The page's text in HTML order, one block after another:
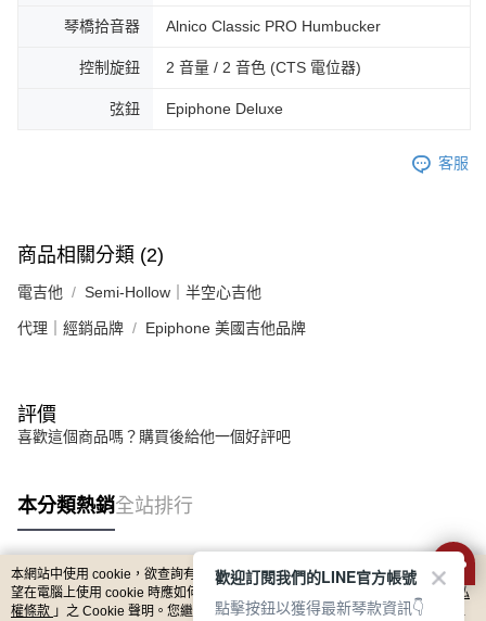
琴橋拾音器 Alnico Classic PRO Humbucker
控制旋鈕 2 音量 / 2 音色 (CTS 電位器)
弦鈕 Epiphone Deluxe
客服
商品相關分類 (2)
電吉他 Semi-Hollow｜半空心吉他
代理｜經銷品牌 Epiphone 美國吉他品牌
評價
喜歡這個商品嗎？購買後給他一個好評吧
本分類熱銷全站排行
熱門標籤
本網站中使用 cookie，欲查詢有關本網站使用 cookie 方式之詳情，及若您不希
望在電腦上使用 cookie 時應如何變更電腦的 cookie 設定，請參閱本網站「
隱私
權條款 」之 Cookie 聲明。您繼續使用本網站即表示您同意本公司得按本網站使
歡迎訂閱我們的LINE官方帳號
點擊按鈕以獲得最新琴款資訊👇